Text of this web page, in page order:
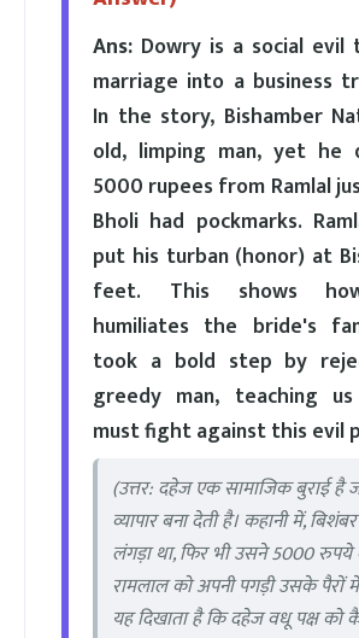
Ans: Dowry is a social
marriage into a business
In the story, Bishamber
old, limping man, yet he
5000 rupees from Ramlal
Bholi had pockmarks.
put his turban (honor) at
feet. This shows
humiliates the bride's
took a bold step by
greedy man, teaching
must fight against this evil
(उत्तर: दहेज एक सामाजिक बुराई है
व्यापार बना देती है। कहानी में,
लंगड़ा था, फिर भी उसने 5000 रुपये
रामलाल को अपनी पगड़ी उसके पैरों
यह दिखाता है कि दहेज वधू पक्ष को